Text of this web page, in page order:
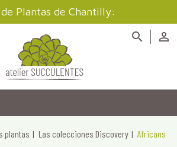
Plantas de Chantilly:


plantas Las colecciones Discovery Africans